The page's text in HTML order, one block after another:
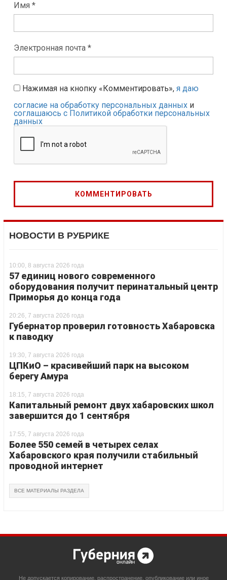
Имя *
Электронная почта *
Нажимая на кнопку «Комментировать», я даю
согласие на обработку персональных данных и
соглашаюсь с Политикой обработки персональных
данных
НОВОСТИ В РУБРИКЕ
10:00, 8 августа 2026 года
57 единиц нового современного
оборудования получит перинатальный центр
Приморья до конца года
20:26, 7 августа 2026 года
Губернатор проверил готовность Хабаровска
к паводку
19:30, 7 августа 2026 года
ЦПКиО – красивейший парк на высоком
берегу Амура
18:15, 7 августа 2026 года
Капитальный ремонт двух хабаровских школ
завершится до 1 сентября
17:55, 7 августа 2026 года
Более 550 семей в четырех селах
Хабаровского края получили стабильный
проводной интернет
ВСЕ МАТЕРИАЛЫ РАЗДЕЛА
Не допускается копирование, распространение, опубликование или иное